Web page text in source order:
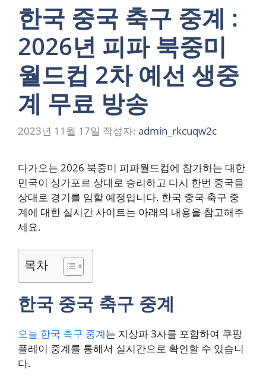
한국 중국 축구 중계 :
2026년 피파 북중미
월드컵 2차 예선 생중
계 무료 방송
2023년 11월 17일 작성자: admin_rkcuqw2c
다가오는 2026 북중미 피파월드컵에 참가하는 대한
민국이 싱가포르 상대로 승리하고 다시 한번 중국을
상대로 경기를 임할 예정입니다. 한국 중국 축구 중
계에 대한 실시간 사이트는 아래의 내용을 참고해주
세요.
목차
한국 중국 축구 중계
오늘 한국 축구 중계는 지상파 3사를 포함하여 쿠팡
플레이 중계를 통해서 실시간으로 확인할 수 있습니
다.